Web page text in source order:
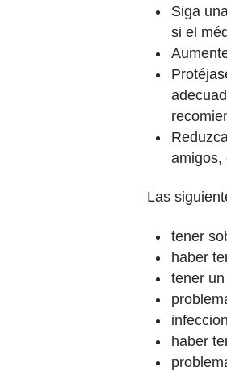
Siga
si el
amigos,
Las
tener
haber
tener
haber